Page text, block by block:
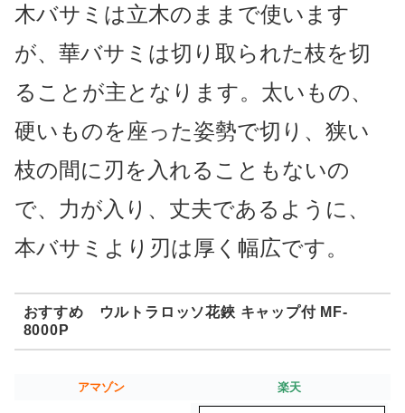
木バサミは立木のままで使います
が、華バサミは切り取られた枝を切
ることが主となります。太いもの、
硬いものを座った姿勢で切り、狭い
枝の間に刃を入れることもないの
で、力が入り、丈夫であるように、
本バサミより刃は厚く幅広です。
おすすめ ウルトラロッソ花鋏 キャップ付 MF-
8000P
アマゾン 楽天